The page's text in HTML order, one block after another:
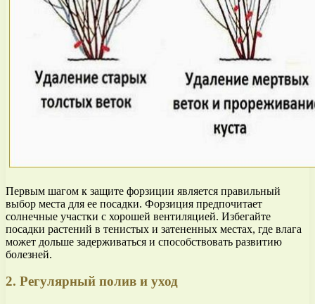
Первым шагом к защите форзиции является правильный
выбор места для ее посадки. Форзиция предпочитает
солнечные участки с хорошей вентиляцией. Избегайте
посадки растений в тенистых и затененных местах, где влага
может дольше задерживаться и способствовать развитию
болезней.
2. Регулярный полив и уход